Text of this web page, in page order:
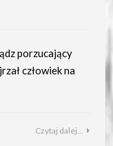
porzucający
człowiek na
Czytaj dalej...